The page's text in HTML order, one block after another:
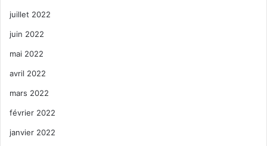
juillet 2022
juin 2022
mai 2022
avril 2022
mars 2022
février 2022
janvier 2022